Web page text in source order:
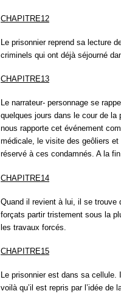
CHAPITRE12
Le prisonnier reprend sa lecture
criminels qui ont déjà séjourné
CHAPITRE13
Le narrateur- personnage se
quelques jours dans le cour de
nous rapporte cet événement
médicale, le visite des geôliers
réservé à ces condamnés. A la
CHAPITRE14
Quand il revient à lui, il se trouve
forçats partir tristement sous la
les travaux forcés.
CHAPITRE15
Le prisonnier est dans sa cellule.
voilà qu’il est repris par l’idée de